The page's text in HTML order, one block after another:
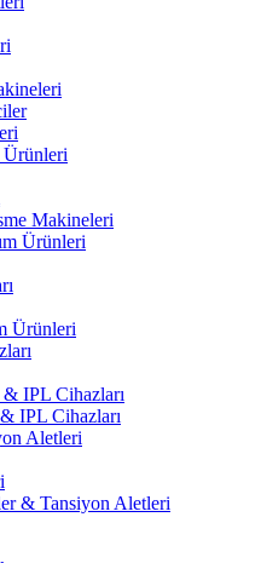
Ürünleri
Makineleri
Ürünleri
Ürünleri
IPL Cihazları
IPL Cihazları
Aletleri
& Tansiyon Aletleri